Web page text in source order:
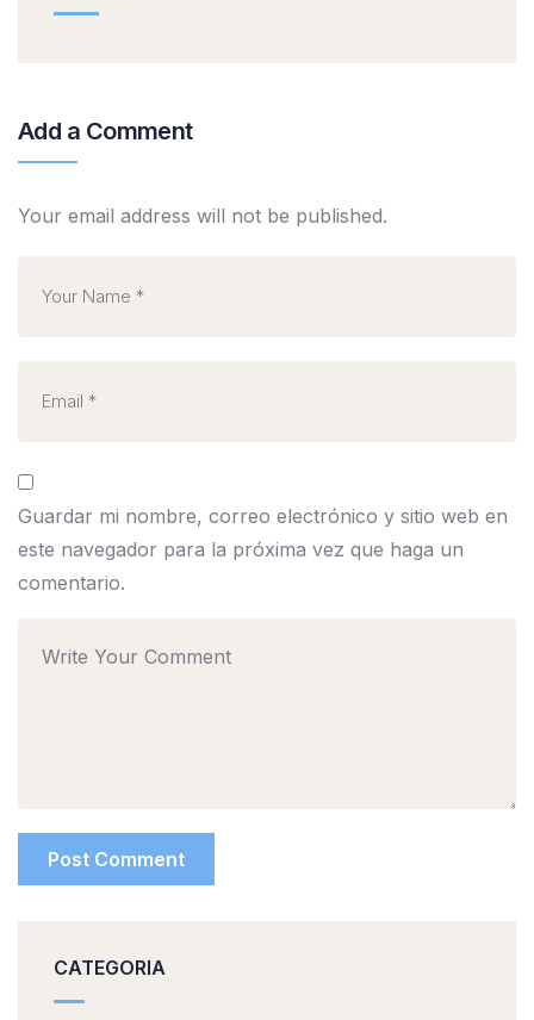
Add a Comment
Your email address will not be published.
Guardar mi nombre, correo electrónico y sitio web en
este navegador para la próxima vez que haga un
comentario.
CATEGORIA